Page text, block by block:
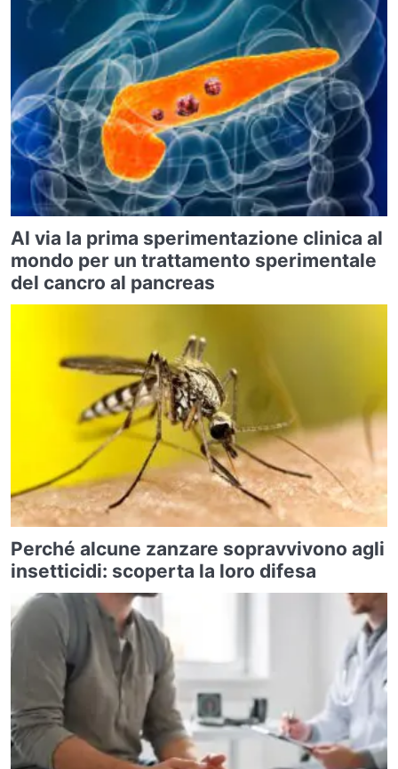
Al via la prima sperimentazione clinica al
mondo per un trattamento sperimentale
del cancro al pancreas
Perché alcune zanzare sopravvivono agli
insetticidi: scoperta la loro difesa